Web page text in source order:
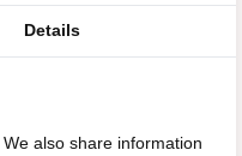
glazen kom met stand –
Details
also share information